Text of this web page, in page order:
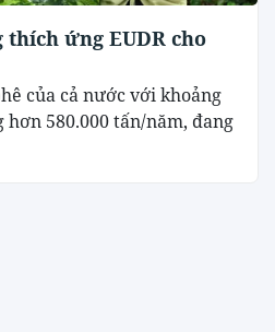
ứng EUDR cho
của cả nước với khoảng
hơn 580.000 tấn/năm, đang